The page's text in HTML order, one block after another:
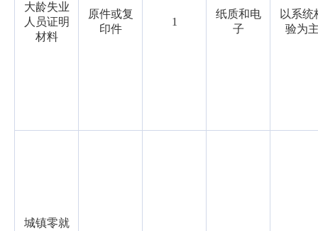
大龄失业
人员证明
材料
原件或复
印件
1
纸质和电
子
以系统
验为
城镇零就